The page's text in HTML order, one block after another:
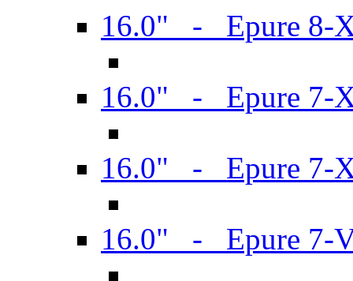
16.0" - Epure 8-
16.0" - Epure 7-
16.0" - Epure 7-
16.0" - Epure 7-